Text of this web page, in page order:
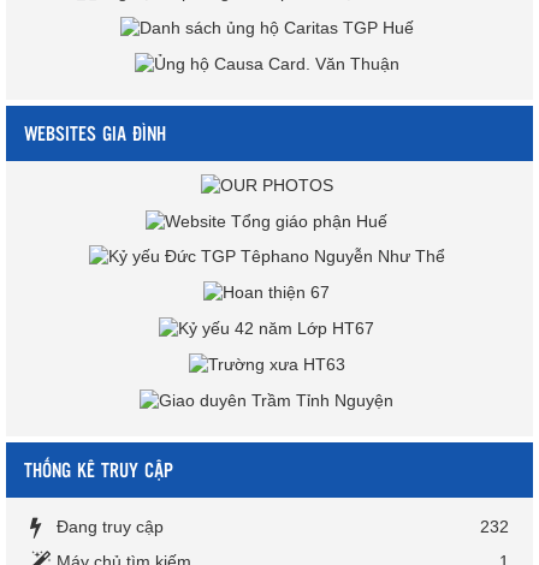
WEBSITES GIA ĐÌNH
THỐNG KÊ TRUY CẬP
Đang truy cập
232
Máy chủ tìm kiếm
1